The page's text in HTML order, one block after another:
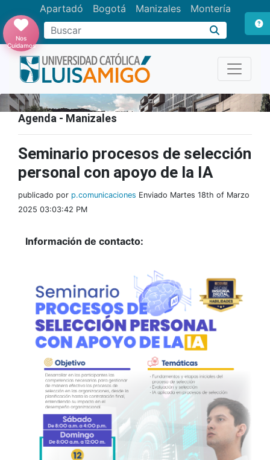
Apartadó Bogotá Manizales Montería
Buscar
Nos
Cuidamos
Agenda - Manizales
Seminario procesos de selección
personal con apoyo de la IA
publicado por p.comunicaciones Enviado Martes 18th of Marzo
2025 03:03:42 PM
Información de contacto: